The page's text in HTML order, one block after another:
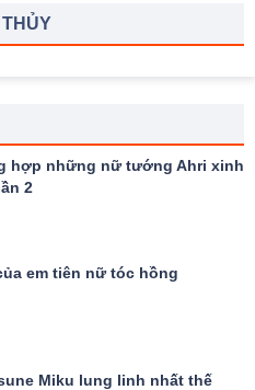
hợp những nữ tướng Ahri xinh
2
em tiên nữ tóc hồng
Miku lung linh nhất thế